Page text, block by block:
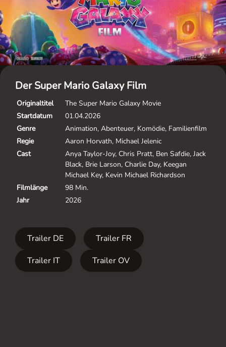
Der Super Mario Galaxy Film
Originaltitel
The Super Mario Galaxy Movie
Startdatum
01.04.2026
Genre
Animation, Abenteuer, Komödie, Familienfilm
Regie
Aaron Horvath, Michael Jelenic
Cast
Anya Taylor-Joy, Chris Pratt, Ben Safdie, Jack
Black, Brie Larson, Charlie Day, Keegan
Michael Key, Kevin Michael Richardson
Filmlänge
98 Min.
Jahr
2026
Trailer DE
Trailer FR
Trailer IT
Trailer OV